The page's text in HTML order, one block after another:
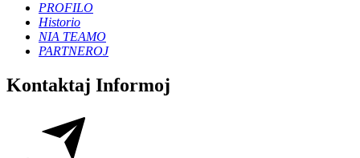
PROFILO
Historio
NIA TEAMO
PARTNEROJ
Kontaktaj Informoj